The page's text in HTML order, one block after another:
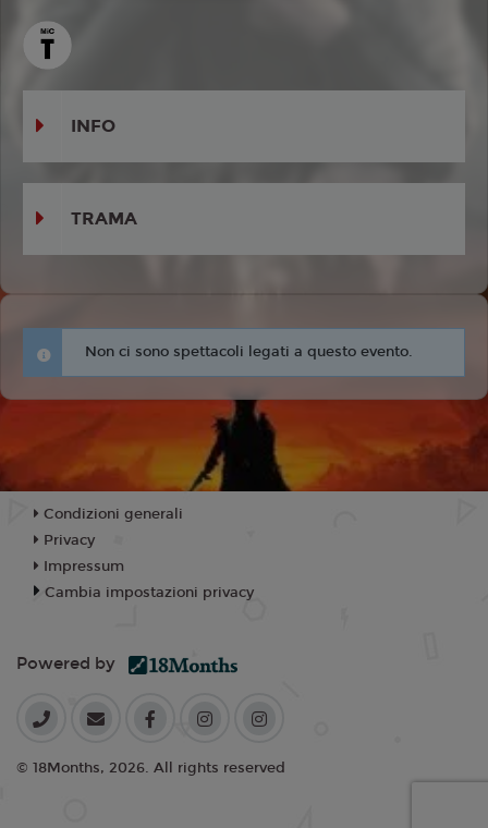
INFO
TRAMA
Non ci sono spettacoli legati a questo evento.
Condizioni generali
Privacy
Impressum
Cambia impostazioni privacy
Powered by
© 18Months, 2026. All rights reserved